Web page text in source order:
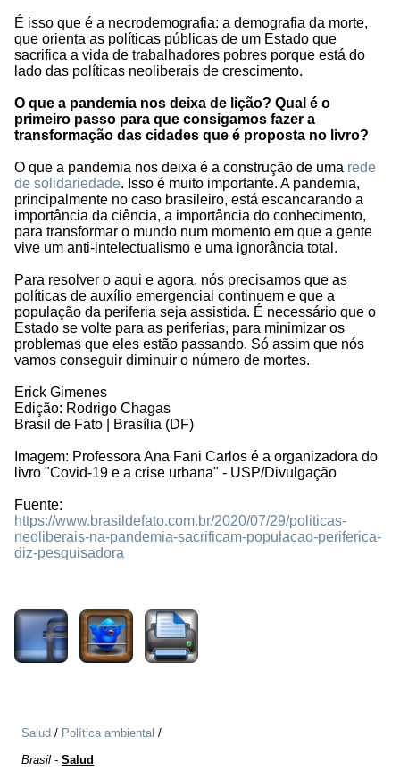
É isso que é a necrodemografia: a demografia da morte,
que orienta as políticas públicas de um Estado que
sacrifica a vida de trabalhadores pobres porque está do
lado das políticas neoliberais de crescimento.
O que a pandemia nos deixa de lição? Qual é o
primeiro passo para que consigamos fazer a
transformação das cidades que é proposta no livro?
O que a pandemia nos deixa é a construção de uma rede
de solidariedade. Isso é muito importante. A pandemia,
principalmente no caso brasileiro, está escancarando a
importância da ciência, a importância do conhecimento,
para transformar o mundo num momento em que a gente
vive um anti-intelectualismo e uma ignorância total.
Para resolver o aqui e agora, nós precisamos que as
políticas de auxílio emergencial continuem e que a
população da periferia seja assistida. É necessário que o
Estado se volte para as periferias, para minimizar os
problemas que eles estão passando. Só assim que nós
vamos conseguir diminuir o número de mortes.
Erick Gimenes
Edição: Rodrigo Chagas
Brasil de Fato | Brasília (DF)
Imagem: Professora Ana Fani Carlos é a organizadora do
livro "Covid-19 e a crise urbana" - USP/Divulgação
Fuente:
https://www.brasildefato.com.br/2020/07/29/politicas-
neoliberais-na-pandemia-sacrificam-populacao-periferica-
diz-pesquisadora
Salud / Política ambiental /
Brasil - Salud